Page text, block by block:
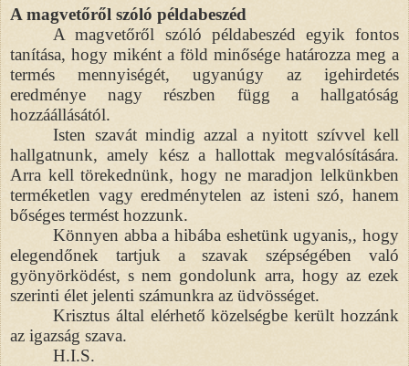
A magvetőről szóló példabeszéd
A magvetőről szóló példabeszéd egyik fontos
tanítása, hogy miként a föld minősége határozza meg a
termés mennyiségét, ugyanúgy az igehirdetés
eredménye nagy részben függ a hallgatóság
hozzáállásától.
Isten szavát mindig azzal a nyitott szívvel kell
hallgatnunk, amely kész a hallottak megvalósítására.
Arra kell törekednünk, hogy ne maradjon lelkünkben
terméketlen vagy eredménytelen az isteni szó, hanem
bőséges termést hozzunk.
Könnyen abba a hibába eshetünk ugyanis,, hogy
elegendőnek tartjuk a szavak szépségében való
gyönyörködést, s nem gondolunk arra, hogy az ezek
szerinti élet jelenti számunkra az üdvösséget.
Krisztus által elérhető közelségbe került hozzánk
az igazság szava.
H.I.S.